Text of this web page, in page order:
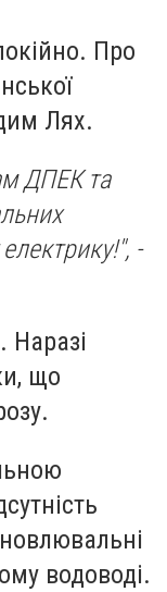
Про
Лях.
ДПЕК та
-
Наразі
що
водоводі.